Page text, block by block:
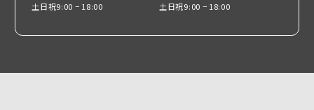
土日祝9:00 − 18:00
土日祝9:00 − 18:00